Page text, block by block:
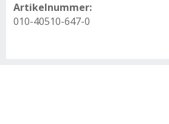
Artikelnummer:
010-40510-647-0